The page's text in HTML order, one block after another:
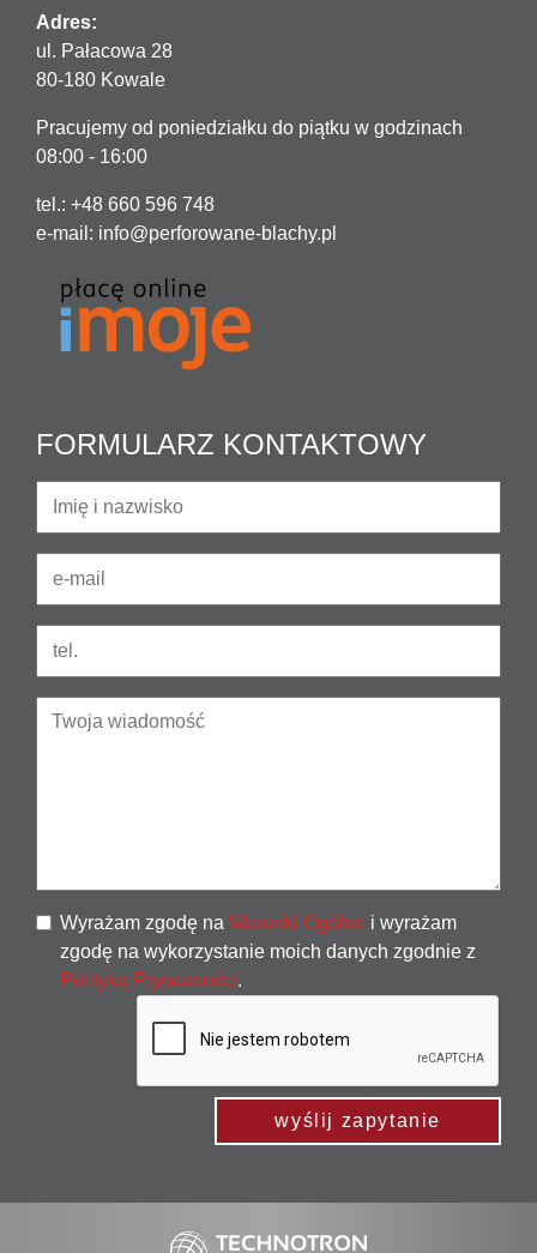
Adres:
ul. Pałacowa 28
80-180 Kowale
Pracujemy od poniedziałku do piątku w godzinach
08:00 - 16:00
tel.: +48 660 596 748
e-mail: info@perforowane-blachy.pl
FORMULARZ KONTAKTOWY
Wyrażam zgodę na Warunki Ogólne i wyrażam
zgodę na wykorzystanie moich danych zgodnie z
Polityką Prywatności.
wyślij zapytanie